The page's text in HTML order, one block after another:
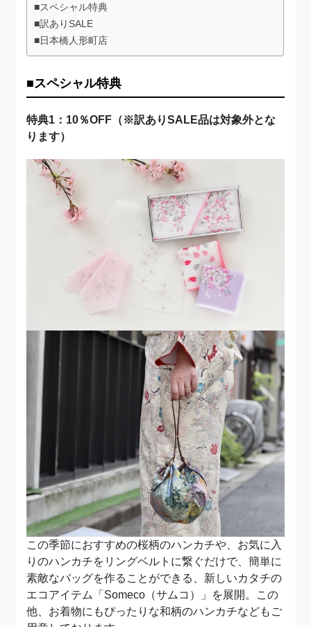
■スペシャル特典
■訳ありSALE
■日本橋人形町店
■スペシャル特典
特典1：10％OFF（※訳ありSALE品は対象外とな
ります）
この季節におすすめの桜柄のハンカチや、お気に入
りのハンカチをリングベルトに繋ぐだけで、簡単に
素敵なバッグを作ることができる、新しいカタチの
エコアイテム「Someco（サムコ）」を展開。この
他、お着物にもぴったりな和柄のハンカチなどもご